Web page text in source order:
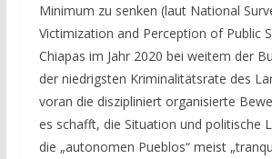
Minimum zu senken (laut National
Victimization and Perception of Public
Chiapas im Jahr 2020 bei weitem der
der niedrigsten Kriminalitätsrate des
voran die diszipliniert organisierte
es schafft, die Situation und politische
die „autonomen Pueblos“ meist